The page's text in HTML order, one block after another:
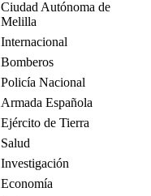
Ciudad Autónoma de
Melilla
Internacional
Bomberos
Policía Nacional
Armada Española
Ejército de Tierra
Salud
Investigación
Economía